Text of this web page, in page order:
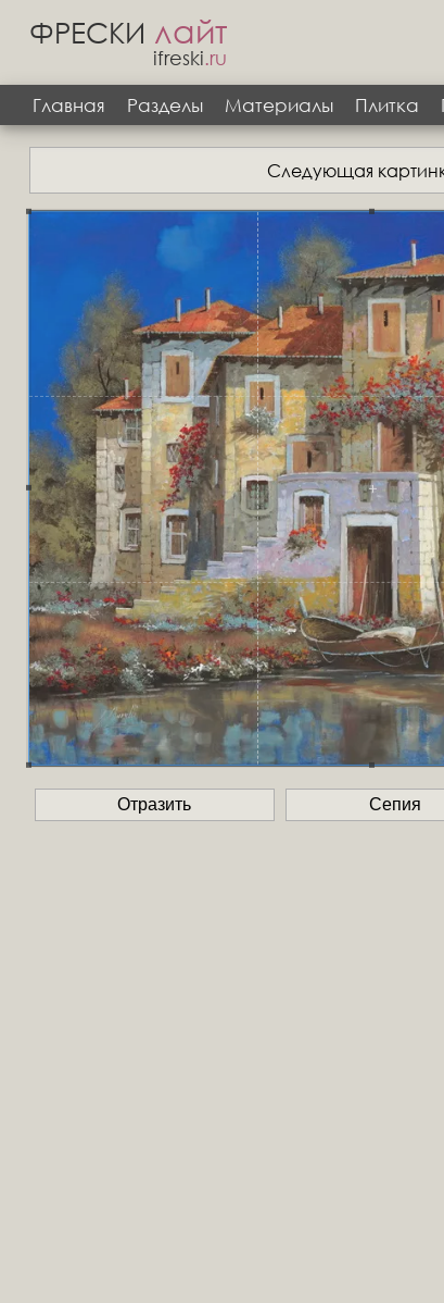
ФРЕСКИ лайт
ifreski.ru
Главная
Разделы Материалы Плитка
Следующая
Отразить Сепия